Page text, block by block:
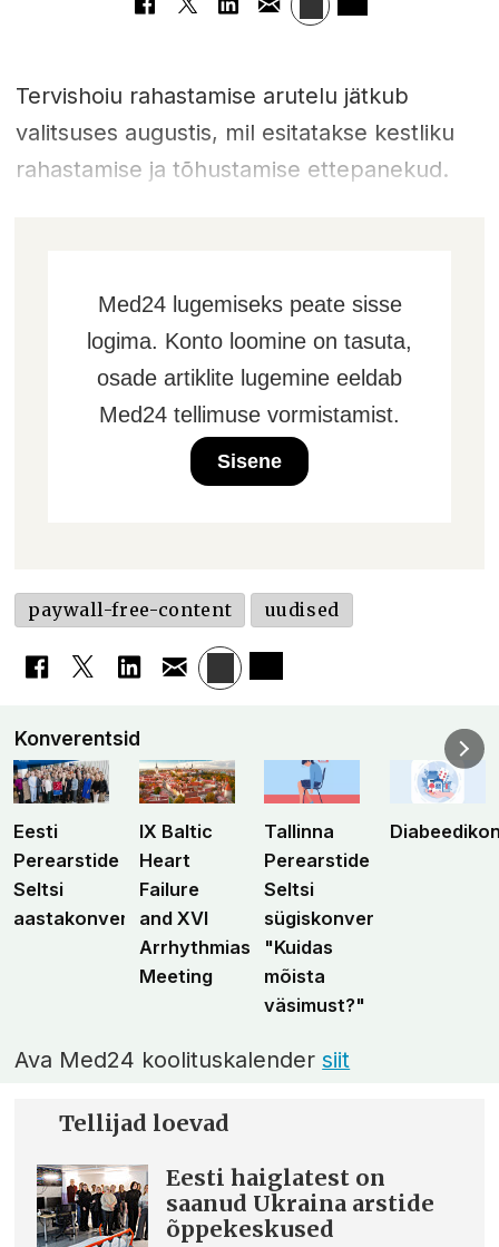
Tervishoiu rahastamise arutelu jätkub
valitsuses augustis, mil esitatakse kestliku
rahastamise ja tõhustamise ettepanekud.
Med24 lugemiseks peate sisse
logima. Konto loomine on tasuta,
osade artiklite lugemine eeldab
Med24 tellimuse vormistamist.
Sisene
paywall-free-content uudised
Konverentsid
Eesti
Perearstide
Seltsi
aastakonverents
IX Baltic
Heart
Failure
and XVI
Arrhythmias
Meeting
Tallinna
Perearstide
Seltsi
sügiskonverents
"Kuidas
mõista
väsimust?"
Ava Med24 koolituskalendersiit
Tellijad loevad
Eesti haiglatest on
saanud Ukraina arstide
õppekeskused